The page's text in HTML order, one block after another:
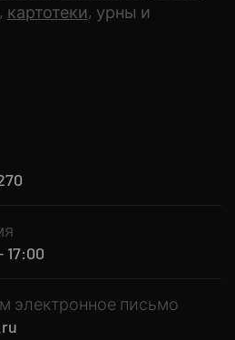
, картотеки, урны и
электронное письмо